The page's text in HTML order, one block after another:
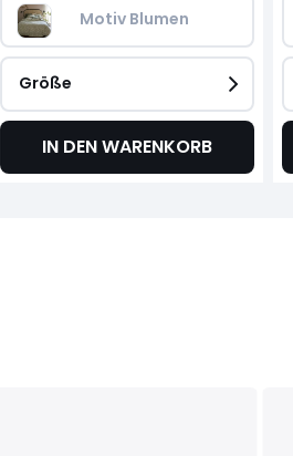
Motiv Blumen
Größe
IN DEN WARENKORB